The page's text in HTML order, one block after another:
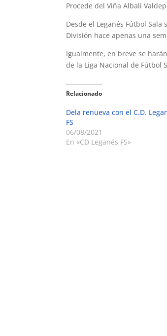
Procede del Viña Albali
Desde el Leganés Fútbol
División hace apenas una
Igualmente, en breve se
de la Liga Nacional de Fútbol
Relacionado
Dela renueva con el C.D.
FS
06/08/2021
En «CD Leganés FS»